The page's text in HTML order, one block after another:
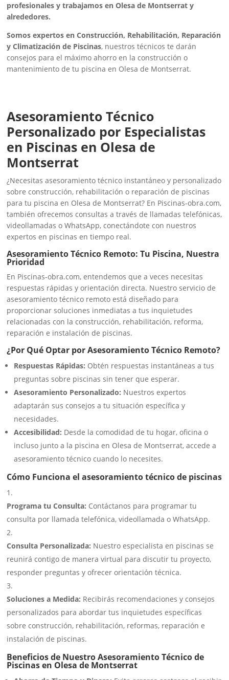
profesionales y trabajamos en Olesa de Montserrat y
alrededores.
Somos expertos en Construcción, Rehabilitación, Reparación
y Climatización de Piscinas, nuestros técnicos te darán
consejos para el máximo ahorro en la construcción o
mantenimiento de tu piscina en Olesa de Montserrat.
Asesoramiento Técnico
Personalizado por Especialistas
en Piscinas en Olesa de
Montserrat
¿Necesitas asesoramiento técnico instantáneo y personalizado
sobre construcción, rehabilitación o reparación de piscinas
para tu piscina en Olesa de Montserrat? En Piscinas-obra.com,
también ofrecemos consultas a través de llamadas telefónicas,
videollamadas o WhatsApp, conectándote con nuestros
expertos en piscinas en tiempo real.
Asesoramiento Técnico Remoto: Tu Piscina, Nuestra
Prioridad
En Piscinas-obra.com, entendemos que a veces necesitas
respuestas rápidas y orientación directa. Nuestro servicio de
asesoramiento técnico remoto está diseñado para
proporcionar soluciones inmediatas a tus inquietudes
relacionadas con la construcción, rehabilitación, reforma,
reparación e instalación de piscinas.
¿Por Qué Optar por Asesoramiento Técnico Remoto?
Respuestas Rápidas: Obtén respuestas instantáneas a tus
preguntas sobre piscinas sin tener que esperar.
Asesoramiento Personalizado: Nuestros expertos
adaptarán sus consejos a tu situación específica y
necesidades.
Accesibilidad: Desde la comodidad de tu hogar, oficina o
incluso junto a la piscina en Olesa de Montserrat, accede a
asesoramiento técnico cuando lo necesites.
Cómo Funciona el asesoramiento técnico de piscinas
Programa tu Consulta: Contáctanos para programar tu
consulta por llamada telefónica, videollamada o WhatsApp.
Consulta Personalizada: Nuestro especialista en piscinas se
reunirá contigo de manera virtual para discutir tu proyecto,
responder preguntas y ofrecer orientación técnica.
Soluciones a Medida: Recibirás recomendaciones y consejos
personalizados para abordar tus inquietudes específicas
sobre construcción, rehabilitación, reformas, reparación e
instalación de piscinas.
Beneficios de Nuestro Asesoramiento Técnico de
Piscinas en Olesa de Montserrat